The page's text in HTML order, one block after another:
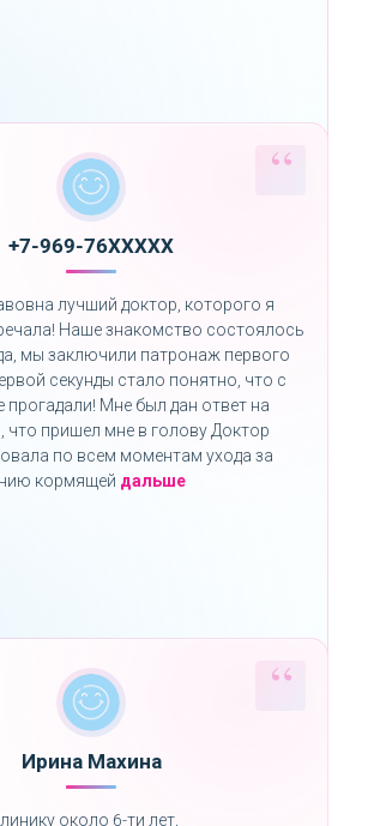
+7-969-76XXXXX
лучший доктор, которого я
Наше знакомство состоялось
мы заключили патронаж первого
секунды стало понятно, что с
Мне был дан ответ на
что пришел мне в голову Доктор
по всем моментам ухода за
кормящей дальше«»
Ирина Махина
около 6-ти лет.